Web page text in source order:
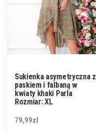
Sukienka asymetryczna z
paskiem i falbaną w
kwiaty khaki Parla
Rozmiar: XL
79,99zł